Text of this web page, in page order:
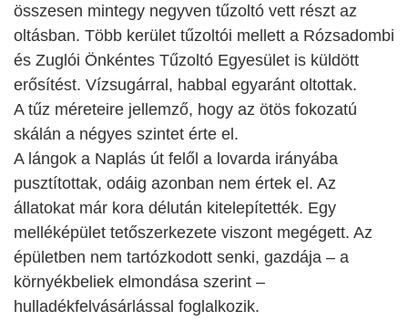
összesen mintegy negyven tűzoltó vett részt az
oltásban. Több kerület tűzoltói mellett a Rózsadombi
és Zuglói Önkéntes Tűzoltó Egyesület is küldött
erősítést. Vízsugárral, habbal egyaránt oltottak.
A tűz méreteire jellemző, hogy az ötös fokozatú
skálán a négyes szintet érte el.
A lángok a Naplás út felől a lovarda irányába
pusztítottak, odáig azonban nem értek el. Az
állatokat már kora délután kitelepítették. Egy
melléképület tetőszerkezete viszont megégett. Az
épületben nem tartózkodott senki, gazdája – a
környékbeliek elmondása szerint –
hulladékfelvásárlással foglalkozik.